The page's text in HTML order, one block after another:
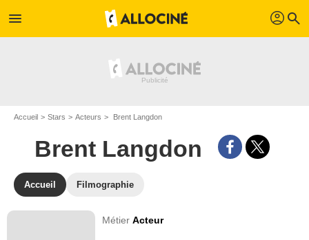
menu profil search
Accueil Stars Acteurs Brent Langdon
Brent Langdon
Accueil Filmographie
MétierActeur